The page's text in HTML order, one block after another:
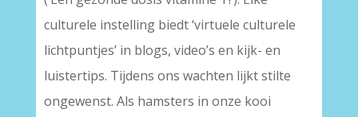
culturele instelling biedt ‘virtuele culturele
lichtpuntjes’ in blogs, video’s en kijk- en
luistertips. Tijdens ons wachten lijkt stilte
ongewenst. Als hamsters in onze kooi